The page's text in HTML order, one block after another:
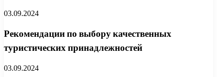
03.09.2024
Рекомендации по выбору качественных
туристических принадлежностей
03.09.2024